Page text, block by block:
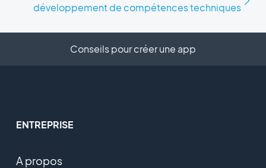
développement de compétences techniques
Conseils pour créer une app
ENTREPRISE
A propos